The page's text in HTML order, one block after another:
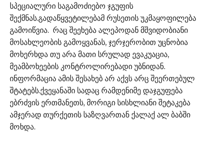
სპეციალური საგამოძიებო ჯგუფის
შექმნას.გადაწყვეტილებამ რუსეთის უკმაყოფილება
გამოიწვია. რაც შეეხება ალეპოდან მშვიდობიანი
მოსახლეობის გამოყვანას, ჯერჯერობით უცნობია
მოხერხდა თუ არა მათი სრულად ევაკუაცია,
მეამბოხეების კონტროლირებადი უბნიდან.
ინფორმაცია ამის შესახებ არ აქვს არც შეერთებულ
შტატებს.ქვეყანაში სადაც რამდენიმე დაჯგუფება
ებრძვის ერთმანეთს, მორიგი სისხლიანი შეტაკება
ამჯერად თურქეთის საზღვართან ქალაქ ალ ბაბში
მოხდა.